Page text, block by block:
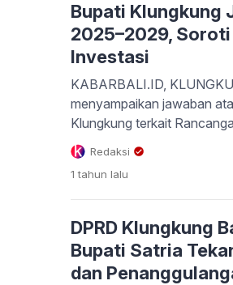
Bupati Klungkung
2025–2029,
Investasi
KABARBALI.ID,
menyampaikan jawaban
Klungkung terkait
sidang paripurna, Senin
masukan seluruh fraksi
dengan RPJPN, RPJMN,
menegaskan Pemkab
Redaksi
1 tahun lalu
DPRD Klungkung
Bupati Satria
dan